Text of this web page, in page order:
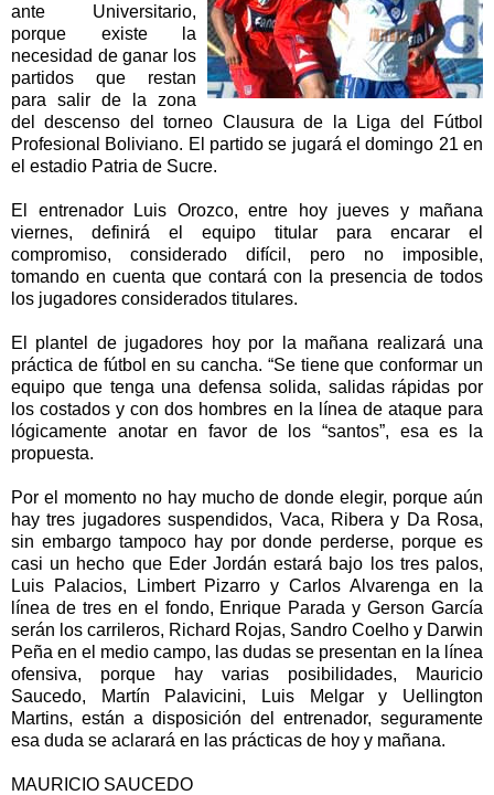
ante Universitario,
porque existe la
necesidad de ganar los
partidos que restan
para salir de la zona
del descenso del torneo Clausura de la Liga del Fútbol
Profesional Boliviano. El partido se jugará el domingo 21 en
el estadio Patria de Sucre.
El entrenador Luis Orozco, entre hoy jueves y mañana
viernes, definirá el equipo titular para encarar el
compromiso, considerado difícil, pero no imposible,
tomando en cuenta que contará con la presencia de todos
los jugadores considerados titulares.
El plantel de jugadores hoy por la mañana realizará una
práctica de fútbol en su cancha. “Se tiene que conformar un
equipo que tenga una defensa solida, salidas rápidas por
los costados y con dos hombres en la línea de ataque para
lógicamente anotar en favor de los “santos”, esa es la
propuesta.
Por el momento no hay mucho de donde elegir, porque aún
hay tres jugadores suspendidos, Vaca, Ribera y Da Rosa,
sin embargo tampoco hay por donde perderse, porque es
casi un hecho que Eder Jordán estará bajo los tres palos,
Luis Palacios, Limbert Pizarro y Carlos Alvarenga en la
línea de tres en el fondo, Enrique Parada y Gerson García
serán los carrileros, Richard Rojas, Sandro Coelho y Darwin
Peña en el medio campo, las dudas se presentan en la línea
ofensiva, porque hay varias posibilidades, Mauricio
Saucedo, Martín Palavicini, Luis Melgar y Uellington
Martins, están a disposición del entrenador, seguramente
esa duda se aclarará en las prácticas de hoy y mañana.
MAURICIO SAUCEDO